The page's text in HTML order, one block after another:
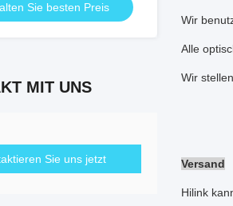
Sie besten Preis
MIT UNS
Sie uns jetzt
Wir
Alle
Wir
Versand
Hilink